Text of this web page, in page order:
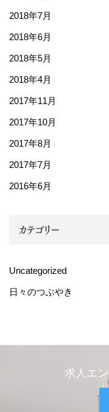
2018年7月
2018年6月
2018年5月
2018年4月
2017年11月
2017年10月
2017年8月
2017年7月
2016年6月
カテゴリー
Uncategorized
日々のつぶやき
求人エ